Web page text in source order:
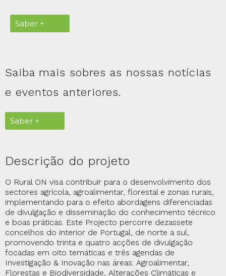
Saber +
Saiba mais sobres as nossas notícias
e eventos anteriores.
Saber +
Descrição do projeto
O Rural ON visa contribuir para o desenvolvimento dos
sectores agrícola, agroalimentar, florestal e zonas rurais,
implementando para o efeito abordagens diferenciadas
de divulgação e disseminação do conhecimento técnico
e boas práticas. Este Projecto percorre dezassete
concelhos do interior de Portugal, de norte a sul,
promovendo trinta e quatro acções de divulgação
focadas em oito temáticas e três agendas de
Investigação & Inovação nas áreas: Agroalimentar,
Florestas e Biodiversidade, Alterações Climáticas e